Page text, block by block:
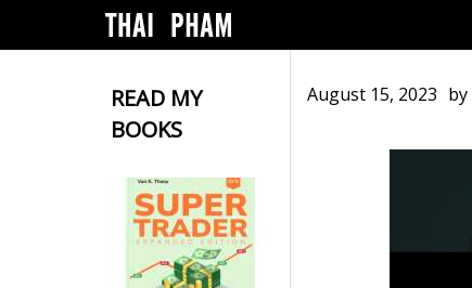
READ MY
BOOKS
August 15, 2023 by